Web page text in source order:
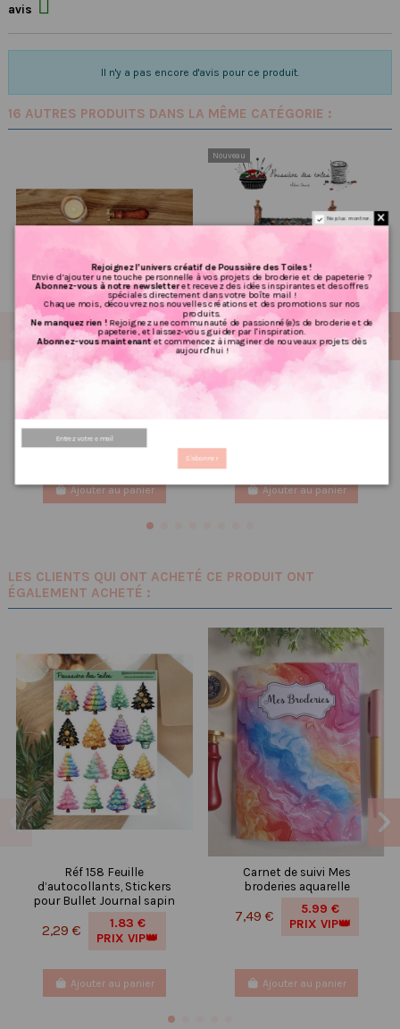
avis 
Il n'y a pas encore d'avis pour ce produit.
16 AUTRES PRODUITS DANS LA MÊME CATÉGORIE :
Semainier pour 1 année
9,99 €
7.99 €
PRIX VIP👑
Ajouter au panier
Nouveau
Grille point de croix : Maison
Ajouter au panier
LES CLIENTS QUI ONT ACHETÉ CE PRODUIT ONT
ÉGALEMENT ACHETÉ :
Réf 158 Feuille
d’autocollants, Stickers
pour Bullet Journal sapin
2,29 €
1.83 €
PRIX VIP👑
Ajouter au panier
Carnet de suivi Mes
broderies aquarelle
7,49 €
5.99 €
PRIX VIP👑
Ajouter au panier
Ne plus montrer.
Rejoignez l’univers créatif de Poussière des Toiles !
Envie d’ajouter une touche personnelle à vos projets de broderie et de papeterie ?
Abonnez-vous à notre newsletteret recevez des idées inspirantes et des offres
spéciales directement dans votre boîte mail !
Chaque mois, découvrez nos nouvelles créations et des promotions sur nos
produits.
Ne manquez rien !Rejoignez une communauté de passionné(e)s de broderie et de
papeterie, et laissez-vous guider par l'inspiration.
Abonnez-vous maintenantet commencez à imaginer de nouveaux projets dès
aujourd'hui !
S'abonner